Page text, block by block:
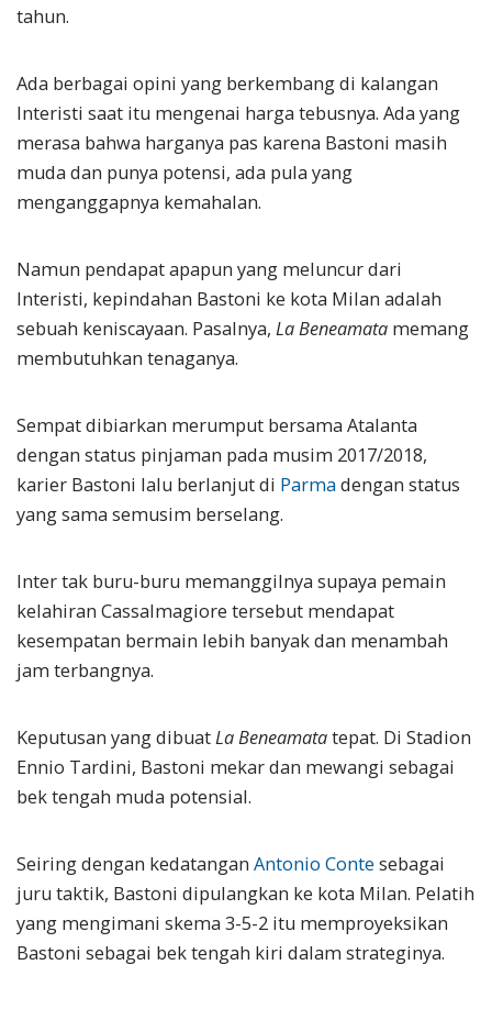
tahun.
Ada berbagai opini yang berkembang di kalangan
Interisti saat itu mengenai harga tebusnya. Ada yang
merasa bahwa harganya pas karena Bastoni masih
muda dan punya potensi, ada pula yang
menganggapnya kemahalan.
Namun pendapat apapun yang meluncur dari
Interisti, kepindahan Bastoni ke kota Milan adalah
sebuah keniscayaan. Pasalnya, La Beneamata memang
membutuhkan tenaganya.
Sempat dibiarkan merumput bersama Atalanta
dengan status pinjaman pada musim 2017/2018,
karier Bastoni lalu berlanjut di Parmadengan status
yang sama semusim berselang.
Inter tak buru-buru memanggilnya supaya pemain
kelahiran Cassalmagiore tersebut mendapat
kesempatan bermain lebih banyak dan menambah
jam terbangnya.
Keputusan yang dibuatLa Beneamatatepat. Di Stadion
Ennio Tardini, Bastoni mekar dan mewangi sebagai
bek tengah muda potensial.
Seiring dengan kedatangan Antonio Conte sebagai
juru taktik, Bastoni dipulangkan ke kota Milan. Pelatih
yang mengimani skema 3-5-2 itu memproyeksikan
Bastoni sebagai bek tengah kiri dalam strateginya.